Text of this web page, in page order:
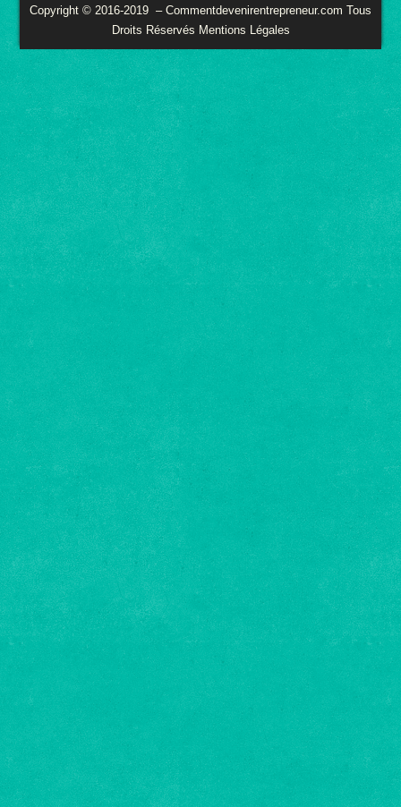
Copyright © 2016-2019 – Commentdevenirentrepreneur.com Tous
Droits Réservés Mentions Légales